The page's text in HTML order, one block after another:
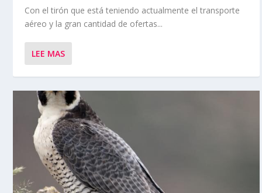
Con el tirón que está teniendo actualmente el transporte
aéreo y la gran cantidad de ofertas...
LEE MAS